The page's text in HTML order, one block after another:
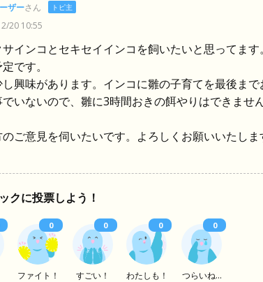
ザーさん トピ主
20 10:55
インコとセキセイインコを飼いたいと思ってま
です。
興味があります。インコに雛の子育てを最後ま
いないので、雛に3時間おきの餌やりはできませ
ご意見を伺いたいです。よろしくお願いいたしま
クに投票しよう！
ファイト！ すごい！ わたしも！ つらいね...
0 0 0 0